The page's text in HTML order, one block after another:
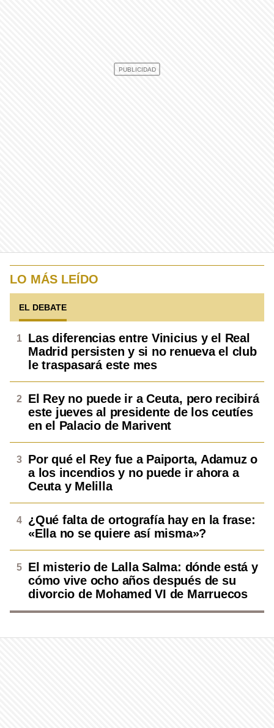
LO MÁS LEÍDO
EL DEBATE
Las diferencias entre Vinicius y el Real
Madrid persisten y si no renueva el club
le traspasará este mes
El Rey no puede ir a Ceuta, pero recibirá
este jueves al presidente de los ceutíes
en el Palacio de Marivent
Por qué el Rey fue a Paiporta, Adamuz o
a los incendios y no puede ir ahora a
Ceuta y Melilla
¿Qué falta de ortografía hay en la frase:
«Ella no se quiere así misma»?
El misterio de Lalla Salma: dónde está y
cómo vive ocho años después de su
divorcio de Mohamed VI de Marruecos